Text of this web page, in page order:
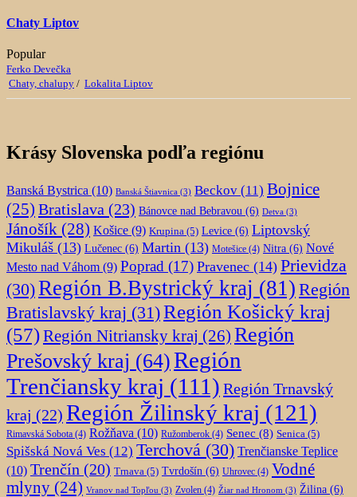
Chaty Liptov
Popular
Ferko Devečka
Chaty, chalupy / Lokalita Liptov
Krásy Slovenska podľa regiónu
Banská Bystrica (10) Banská Štiavnica (3) Beckov (11) Bojnice
(25) Bratislava (23) Bánovce nad Bebravou (6) Detva (3)
Jánošík (28) Košice (9) Krupina (5) Levice (6) Liptovský
Mikuláš (13) Lučenec (6) Martin (13) Motešice (4) Nitra (6) Nové
Mesto nad Váhom (9) Poprad (17) Pravenec (14) Prievidza
(30)Región B.Bystrický kraj (81) Región
Bratislavský kraj (31)Región Košický kraj
(57)Región Nitriansky kraj (26) Región
Prešovský kraj (64)Región
Trenčiansky kraj (111) Región Trnavský
kraj (22) Región Žilinský kraj (121)
Rimavská Sobota (4) Rožňava (10) Ružomberok (4) Senec (8) Senica (5)
Spišská Nová Ves (12) Terchová (30) Trenčianske Teplice
(10) Trenčín (20) Trnava (5) Tvrdošín (6) Uhrovec (4) Vodné
mlyny (24) Vranov nad Topľou (3) Zvolen (4) Žiar nad Hronom (3) Žilina (6)